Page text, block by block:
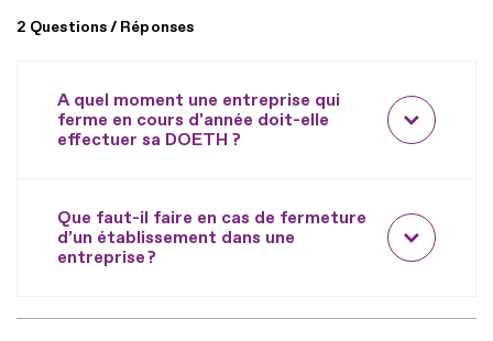
2 Questions / Réponses
A quel moment une entreprise qui
ferme en cours d'année doit-elle
effectuer sa DOETH ?
Que faut-il faire en cas de fermeture
d’un établissement dans une
entreprise ?